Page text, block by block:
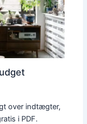
over indtægter,
i PDF.